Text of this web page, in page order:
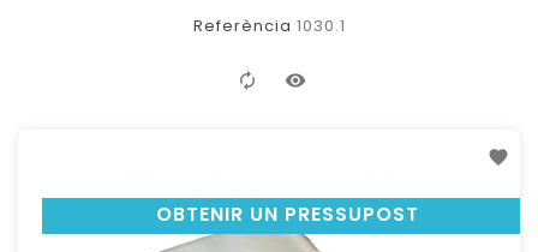
Referència 1030.1
OBTENIR UN PRESSUPOST